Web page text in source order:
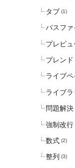
タブ (1)
パスフ
プレビ
ブレンド
ライブペ
ライブラ
問題解決
強制改行
数式 (2)
整列 (3)